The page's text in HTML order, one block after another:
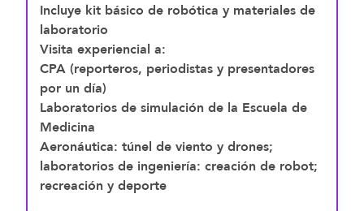
Incluye kit básico de robótica y materiales de
laboratorio
Visita experiencial a:
CPA (reporteros, periodistas y presentadores
por un día)
Laboratorios de simulación de la Escuela de
Medicina
Aeronáutica: túnel de viento y drones;
laboratorios de ingeniería: creación de robot;
recreación y deporte